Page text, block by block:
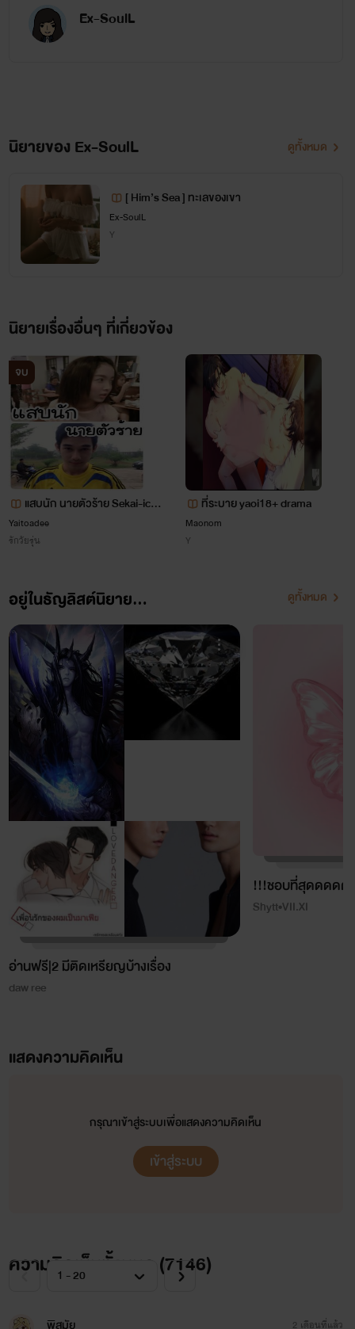
Ex-SoulL
นิยายของ Ex-SoulL ดูทั้งหมด
[ Him’s Sea ] ทะเลของเขา
Ex-SoulL
Y
นิยายเรื่องอื่นๆ ที่เกี่ยวข้อง
จบ
แสบนัก นายตัวร้าย Sekai-ichi
Hatsukoi {จบแล้ว}
Yaitoadee
รักวัยรุ่น
ที่ระบาย yaoi18+ drama
Maonom
Y
อยู่ในธัญลิสต์นิยาย... ดูทั้งหมด
อ่านฟรี|2 มีติดเหรียญบ้างเรื่อง
daw ree
!!!ชอบที่สุดดดดด
Shytt•VII.XI
แสดงความคิดเห็น
กรุณาเข้าสู่ระบบเพื่อแสดงความคิดเห็น
เข้าสู่ระบบ
ความคิดเห็นทั้งหมด (7146)
2 เดือนที่แล้ว